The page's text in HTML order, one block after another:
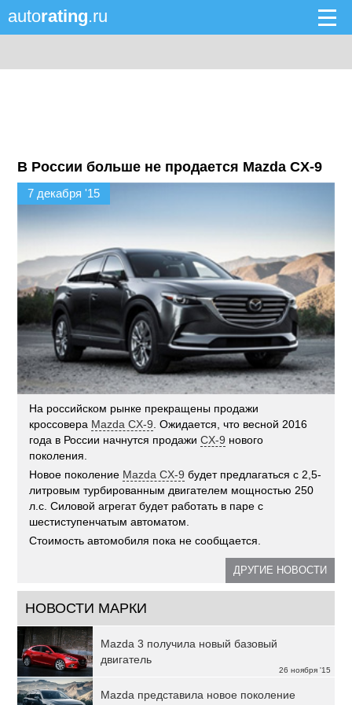
autorating.ru
В России больше не продается Mazda CX-9
7 декабря '15
На российском рынке прекращены продажи
кроссовера Mazda CX-9 . Ожидается, что весной 2016
года в России начнутся продажиCX-9 нового
поколения.
Новое поколение Mazda CX-9 будет предлагаться с 2,5-
литровым турбированным двигателем мощностью 250
л.с. Силовой агрегат будет работать в паре с
шестиступенчатым автоматом.
Стоимость автомобиля пока не сообщается.
ДРУГИЕ НОВОСТИ
НОВОСТИ МАРКИ
26 ноября '15
Mazda 3 получила новый базовый
двигатель
Mazda представила новое поколение